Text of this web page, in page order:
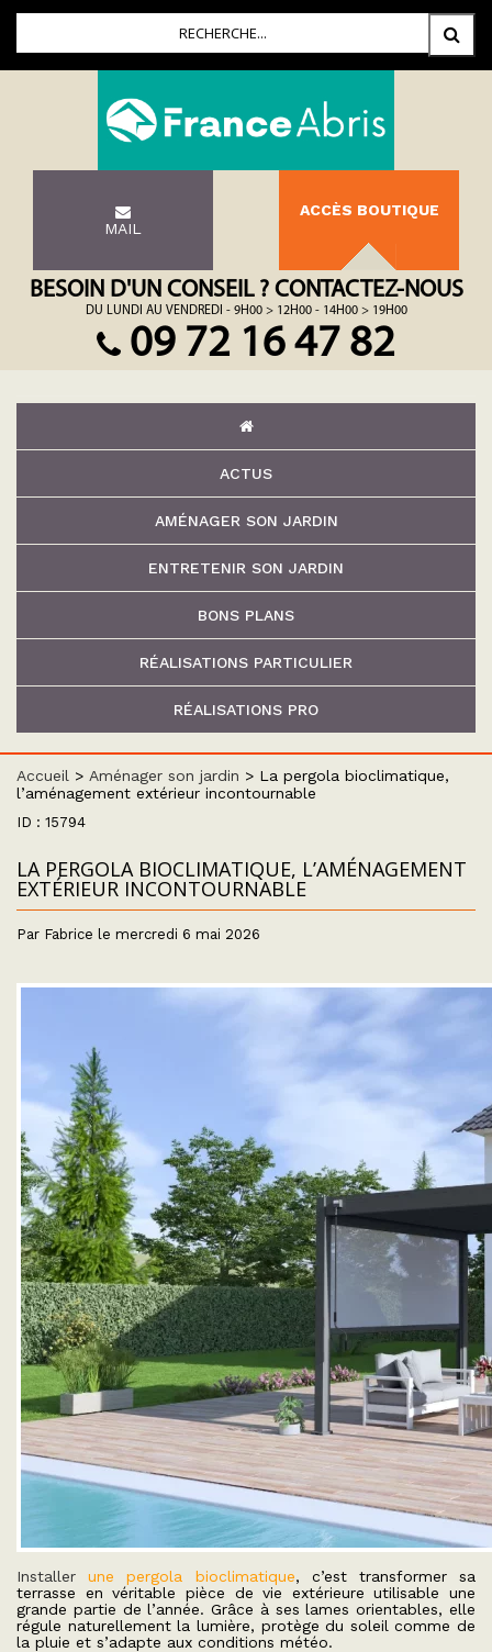
MAIL
ACCÈS BOUTIQUE
BESOIN D'UN CONSEIL ? CONTACTEZ-NOUS
DU LUNDI AU VENDREDI - 9H00 > 12H00 - 14H00 > 19H00
09 72 16 47 82
ACTUS
AMÉNAGER SON JARDIN
ENTRETENIR SON JARDIN
BONS PLANS
RÉALISATIONS PARTICULIER
RÉALISATIONS PRO
Accueil > Aménager son jardin > La pergola bioclimatique,
l’aménagement extérieur incontournable
ID : 15794
LA PERGOLA BIOCLIMATIQUE, L’AMÉNAGEMENT
EXTÉRIEUR INCONTOURNABLE
Par Fabrice le mercredi 6 mai 2026
Installer une pergola bioclimatique, c’est transformer sa
terrasse en véritable pièce de vie extérieure utilisable une
grande partie de l’année. Grâce à ses lames orientables, elle
régule naturellement la lumière, protège du soleil comme de
la pluie et s’adapte aux conditions météo.